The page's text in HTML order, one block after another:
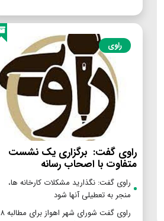
راوی
راوی گفت: برگزاری یک نشست
متفاوت با اصحاب رسانه
راوی گفت: نگذارید مشکلات کارخانه ها،
منجر به تعطیلی آنها شود
راوی گفت شورای شهر اهواز برای مطالبه ۸